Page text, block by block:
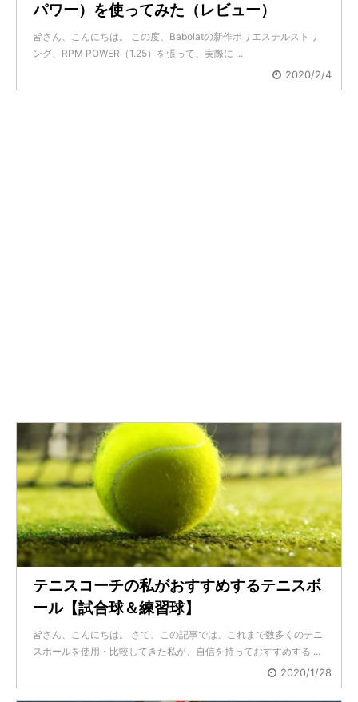
パワー）を使ってみた（レビュー）
皆さん、こんにちは。 この度、Babolatの新作ポリエステルストリ
ング、RPM POWER（1.25）を張って、実際に ...
2020/2/4
テニスコーチの私がおすすめするテニスボ
ール【試合球＆練習球】
皆さん、こんにちは。 さて、この記事では、これまで数多くのテニ
スボールを使用・比較してきた私が、自信を持っておすすめする ...
2020/1/28